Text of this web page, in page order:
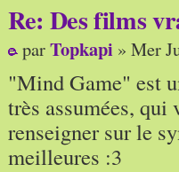
Re: Des films
parTopkapi » Mer
"Mind Game" est
très assumées,
renseigner sur le
meilleures :3